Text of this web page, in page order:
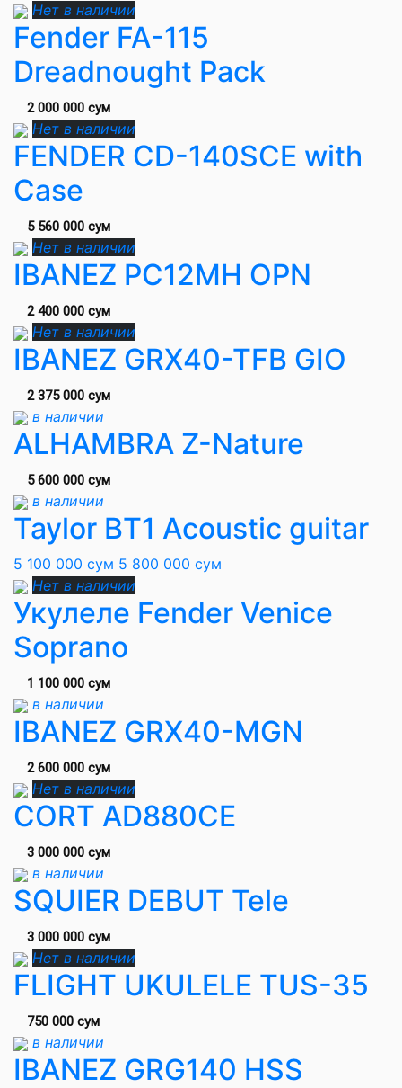
Нет в наличии
Fender FA-115
Dreadnought Pack
2 000 000 сум
Нет в наличии
FENDER CD-140SCE with
Case
5 560 000 сум
Нет в наличии
IBANEZ PC12MH OPN
2 400 000 сум
Нет в наличии
IBANEZ GRX40-TFB GIO
2 375 000 сум
в наличии
ALHAMBRA Z-Nature
5 600 000 сум
в наличии
Taylor BT1 Acoustic guitar
5 100 000 сум 5 800 000 сум
Нет в наличии
Укулеле Fender Venice
Soprano
1 100 000 сум
в наличии
IBANEZ GRX40-MGN
2 600 000 сум
Нет в наличии
CORT AD880CE
3 000 000 сум
в наличии
SQUIER DEBUT Tele
3 000 000 сум
Нет в наличии
FLIGHT UKULELE TUS-35
750 000 сум
в наличии
IBANEZ GRG140 HSS